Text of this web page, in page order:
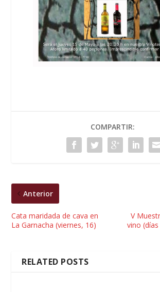
COMPARTIR:
Anterior
Cata maridada de cava en
La Garnacha (viernes, 16)
V
vino
RELATED POSTS